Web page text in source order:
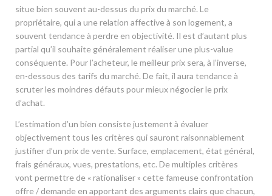
situe bien souvent au-dessus du prix du marché. Le
propriétaire, qui a une relation affective à son logement, a
souvent tendance à perdre en objectivité. Il est d’autant plus
partial qu’il souhaite généralement réaliser une plus-value
conséquente. Pour l’acheteur, le meilleur prix sera, à l’inverse,
en-dessous des tarifs du marché. De fait, il aura tendance à
scruter les moindres défauts pour mieux négocier le prix
d’achat.
L’estimation d’un bien consiste justement à évaluer
objectivement tous les critères qui sauront raisonnablement
justifier d’un prix de vente. Surface, emplacement, état général,
frais généraux, vues, prestations, etc. De multiples critères
vont permettre de « rationaliser » cette fameuse confrontation
offre / demande en apportant des arguments clairs que chacun,